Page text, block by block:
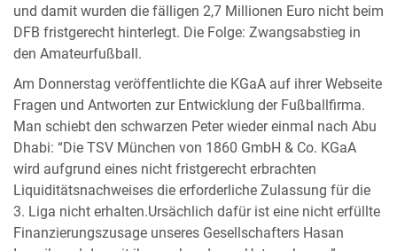
und damit wurden die fälligen 2,7 Millionen Euro nicht beim
DFB fristgerecht hinterlegt. Die Folge: Zwangsabstieg in
den Amateurfußball.
Am Donnerstag veröffentlichte die KGaA auf ihrer Webseite
Fragen und Antworten zur Entwicklung der Fußballfirma.
Man schiebt den schwarzen Peter wieder einmal nach Abu
Dhabi: “Die TSV München von 1860 GmbH & Co. KGaA
wird aufgrund eines nicht fristgerecht erbrachten
Liquiditätsnachweises die erforderliche Zulassung für die
3. Liga nicht erhalten.Ursächlich dafür ist eine nicht erfüllte
Finanzierungszusage unseres Gesellschafters Hasan